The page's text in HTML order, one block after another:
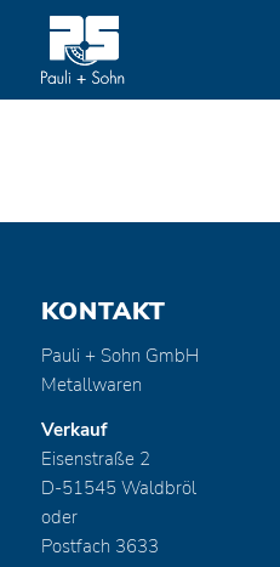
KONTAKT
Pauli + Sohn GmbH
Metallwaren
Verkauf
Eisenstraße 2
D-51545 Waldbröl
oder
Postfach 3633